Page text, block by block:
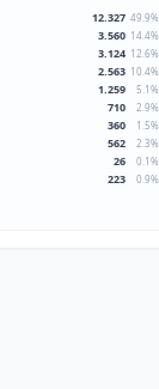
12.327 49.9%
3.560 14.4%
3.124 12.6%
2.563 10.4%
1.259 5.1%
710 2.9%
360 1.5%
562 2.3%
26 0.1%
223 0.9%